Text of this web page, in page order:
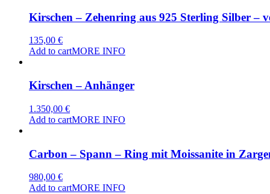
Kirschen – Zehenring aus 925 Sterling Silber –
135,00 €
Add to cartMORE INFO
Kirschen – Anhänger
1.350,00 €
Add to cartMORE INFO
Carbon – Spann – Ring mit Moissanite in
980,00 €
Add to cartMORE INFO